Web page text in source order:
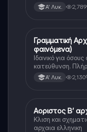
Α' Λυκ. 2,789
Αρχαία Ελληνικά
Γραμματική
φαινόμενα)
Ιδανικό για
κατεύθυνση.
γραμματικών
Α' Λυκ. 2,130
Αρχαία Ελληνικά
Αοριστος Β’
Κλιση και
αρχαια ελληνικη